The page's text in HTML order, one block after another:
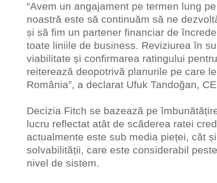
“Avem un angajament pe termen lung
noastră este să continuăm să ne
și să fim un partener financiar de
toate liniile de business. Reviziurea în
viabilitate și confirmarea ratingului
reiterează deopotrivă planurile pe care
România”, a declarat Ufuk Tandoğan,
Decizia Fitch se bazează pe
lucru reflectat atât de scăderea ratei
actualmente este sub media pieței, cât
solvabilității, care este considerabil
nivel de sistem.